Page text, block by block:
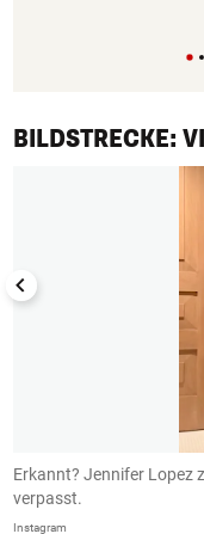
BILDSTRECKE:
1/50
Erkannt? Jennifer Lopez
verpasst.
Instagram